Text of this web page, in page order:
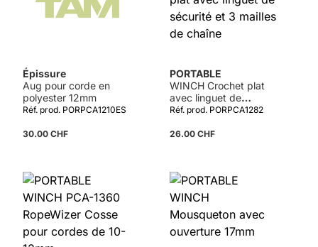
Épissure
Aug pour corde en
polyester 12mm
Réf. prod. PORPCA1210ES
30.00 CHF
PORTABLE
WINCH Crochet plat
avec linguet de
sécurité et 3 mailles
Réf. prod. PORPCA1282
26.00 CHF